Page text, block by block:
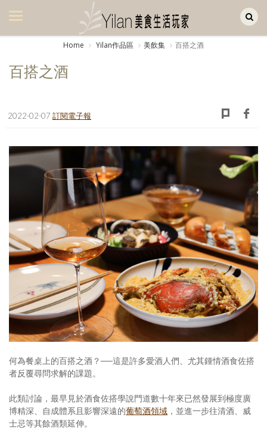
美食集
生活風
書房集
日記簿
餐桌週記
享樂隨手拍
影音區
創意出版服務
歷史區
關於Yilan
個人著作
活動實況記錄
Home Yilan作品區 美飲集 百搭之酒
百搭之酒
2022-02-07 訂閱電子報
何為餐桌上的百搭之酒？──這是許多愛酒人們、尤其鍾情酒食佐搭
者反覆尋問求解的課題。
此類討論，最早見於酒食佐搭學說門道數十年來已然發展到極度廣
博精深、自成體系且影響深遠的葡萄酒領域 ，並進一步往清酒、威
士忌等其餘酒類延伸。